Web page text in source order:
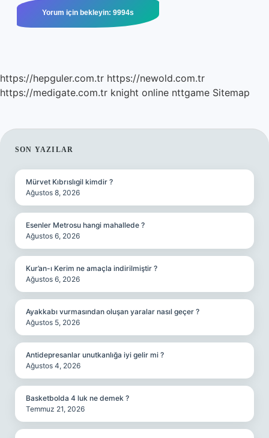
https://hepguler.com.tr https://newold.com.tr
https://medigate.com.tr knight online nttgame Sitemap
SIDEBAR
SON YAZILAR
Mürvet Kıbrıslıgil kimdir ?
Ağustos 8, 2026
Esenler Metrosu hangi mahallede ?
Ağustos 6, 2026
Kur’an-ı Kerim ne amaçla indirilmiştir ?
Ağustos 6, 2026
Ayakkabı vurmasından oluşan yaralar nasıl geçer ?
Ağustos 5, 2026
Antidepresanlar unutkanlığa iyi gelir mi ?
Ağustos 4, 2026
Basketbolda 4 luk ne demek ?
Temmuz 21, 2026